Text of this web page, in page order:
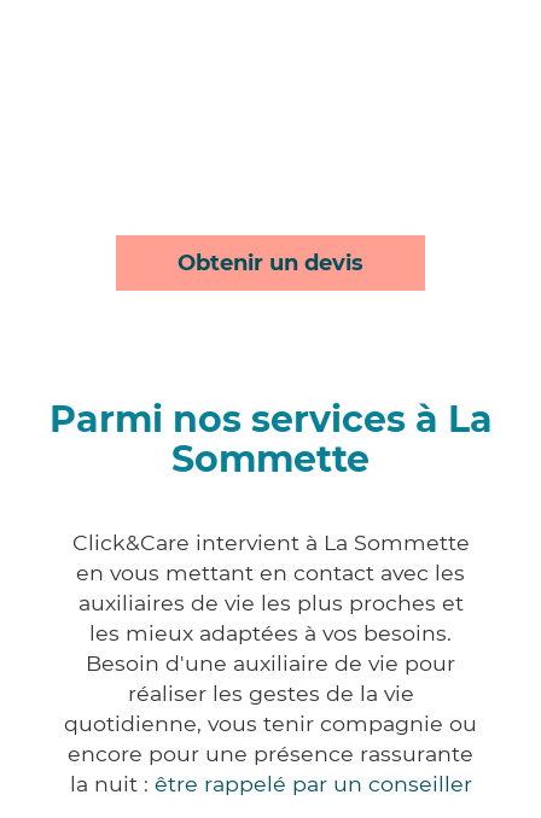
Obtenir un devis
Parmi nos services à La
Sommette
Click&Care intervient à La Sommette
en vous mettant en contact avec les
auxiliaires de vie les plus proches et
les mieux adaptées à vos besoins.
Besoin d'une auxiliaire de vie pour
réaliser les gestes de la vie
quotidienne, vous tenir compagnie ou
encore pour une présence rassurante
la nuit : être rappelé par un conseiller